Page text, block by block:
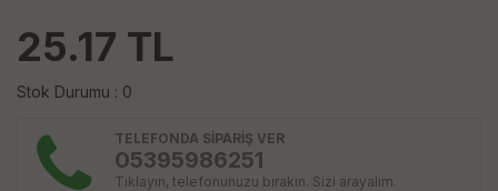
25.17 TL
Stok Durumu : 0
TELEFONDA SİPARİŞ VER
05395986251
Tıklayın, telefonunuzu bırakın. Sizi arayalım.